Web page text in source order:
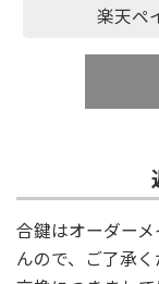
楽天ペ
合鍵はオーダー
んので、ご了承く